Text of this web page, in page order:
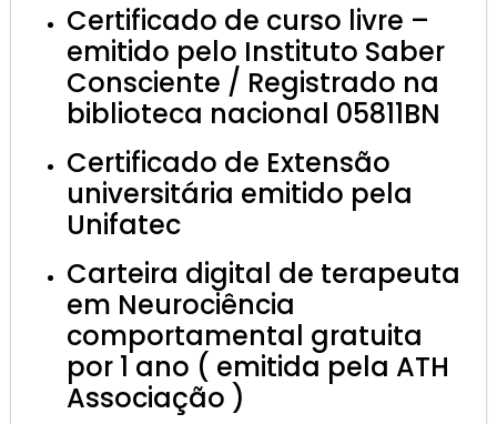
Certificado de curso livre –
emitido pelo Instituto Saber
Consciente / Registrado na
biblioteca nacional 05811BN
Certificado de Extensão
universitária emitido pela
Unifatec
Carteira digital de terapeuta
em Neurociência
comportamental gratuita
por 1 ano ( emitida pela ATH
Associação )